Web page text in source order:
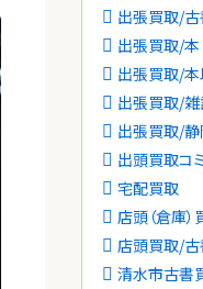
出張買取/古
出張買取/本
出張買取/本
出張買取/
出張買取/
出頭買取コ
宅配買取
店頭（倉庫
店頭買取/古
清水市古書